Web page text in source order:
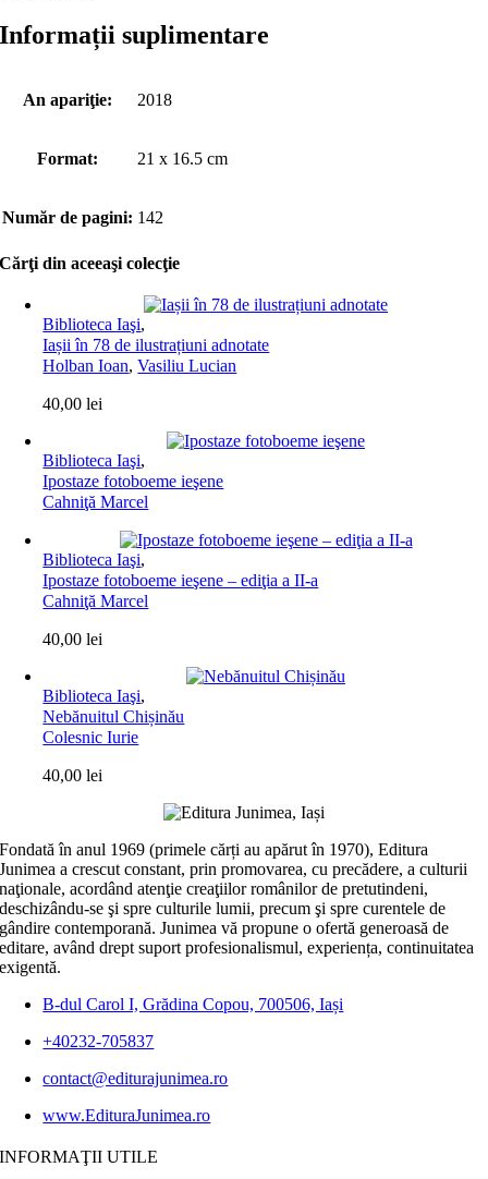
Informații suplimentare
An apariţie: 2018
Format: 21 x 16.5 cm
Număr de pagini: 142
Cărţi din aceeaşi colecţie
Biblioteca Iaşi,
Iașii în 78 de ilustrațiuni adnotate
Holban Ioan,Vasiliu Lucian
40,00lei
Biblioteca Iaşi,
Ipostaze fotoboeme ieşene
Cahniţă Marcel
Biblioteca Iaşi,
Ipostaze fotoboeme ieşene – ediţia a II-a
Cahniţă Marcel
40,00lei
Biblioteca Iaşi,
Nebănuitul Chișinău
Colesnic Iurie
40,00lei
Fondată în anul 1969 (primele cărți au apărut în 1970), Editura
Junimea a crescut constant, prin promovarea, cu precădere, a culturii
naţionale, acordând atenţie creaţiilor românilor de pretutindeni,
deschizându-se şi spre culturile lumii, precum şi spre curentele de
gândire contemporană. Junimea vă propune o ofertă generoasă de
editare, având drept suport profesionalismul, experiența, continuitatea
exigentă.
B-dul Carol I, Grădina Copou, 700506, Iași
+40232-705837
contact@editurajunimea.ro
www.EdituraJunimea.ro
INFORMAŢII UTILE